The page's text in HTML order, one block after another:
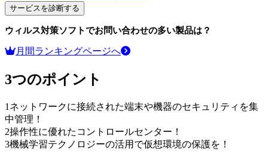
サービスを診断する
ウィルス対策ソフトでお問い合わせの多い製品は？
月間ランキングページへ
3つのポイント
1 ネットワークに接続された端末や機器のセキュリティを集
中管理！
2操作性に優れたコントロールセンター！
3機械学習テクノロジーの活用で仮想環境の保護を！